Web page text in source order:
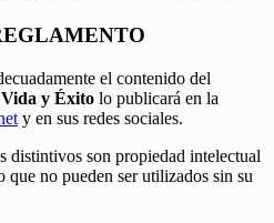
el contenido del
y Éxito lo publicará en la
y en sus redes sociales.
distintivos son propiedad intelectual
que no pueden ser utilizados sin su